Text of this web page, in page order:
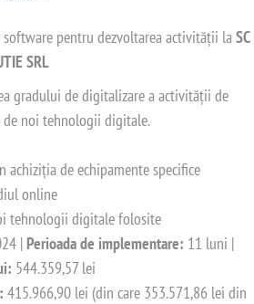
pentru dezvoltarea activității laSC
SRL
gradului de digitalizare a activității de
noi tehnologii digitale.
de echipamente specifice
online
tehnologii digitale folosite
| Perioada de implementare: 11 luni |
544.359,57 lei
415.966,90 lei (din care 353.571,86 lei din